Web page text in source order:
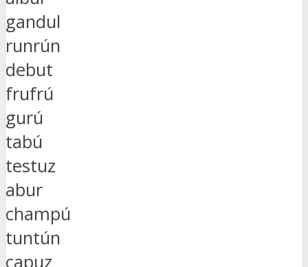
gandul
runrún
debut
frufrú
gurú
tabú
testuz
abur
champú
tuntún
capuz